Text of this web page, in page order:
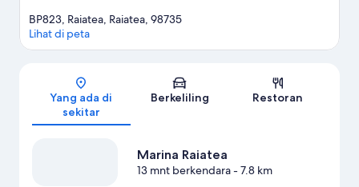
Peta
BP823, Raiatea, Raiatea, 98735
Lihat di peta
Yang ada di
sekitar
Berkeliling Restoran
Marina Raiatea
13 mnt berkendara- 7.8 km